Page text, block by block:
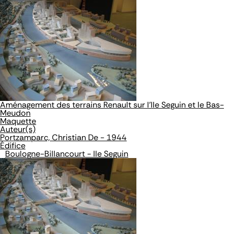
Aménagement des terrains Renault sur l'Ile Seguin et le Bas-
Meudon
Maquette
Auteur(s)
Portzamparc, Christian De - 1944
Édifice
Boulogne-Billancourt - Ile Seguin